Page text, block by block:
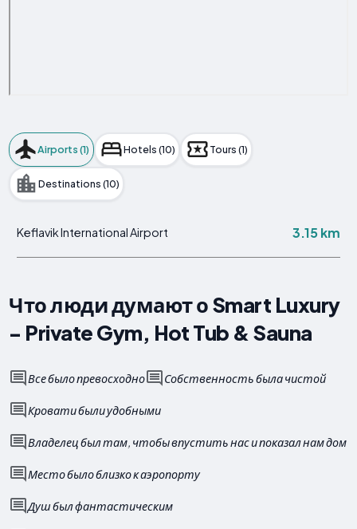
Airports (1) Hotels (10) Tours (1)
Destinations (10)
Keflavik International Airport 3.15 km
Что люди думают о Smart Luxury
- Private Gym, Hot Tub & Sauna
Все было превосходно Собственность была чистой
Кровати были удобными
Владелец был там, чтобы впустить нас и показал нам дом
Место было близко к аэропорту
Душ был фантастическим